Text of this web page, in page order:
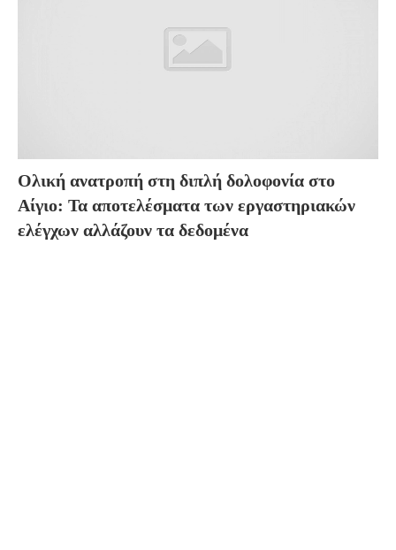
Ολική ανατροπή στη διπλή δολοφονία στο
Αίγιο: Τα αποτελέσματα των εργαστηριακών
ελέγχων αλλάζουν τα δεδομένα